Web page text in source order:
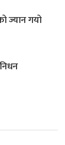
ज्यान गयो